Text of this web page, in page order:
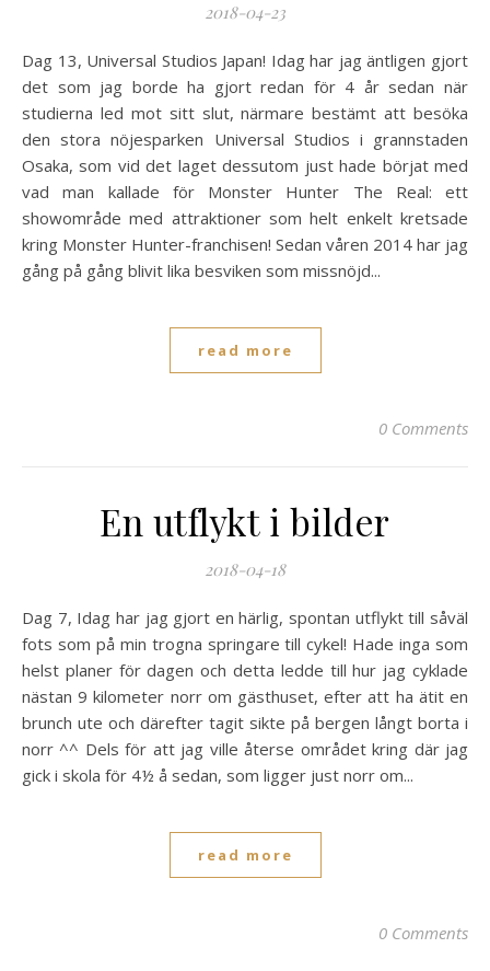
2018-04-23
Dag 13, Universal Studios Japan! Idag har jag äntligen gjort
det som jag borde ha gjort redan för 4 år sedan när
studierna led mot sitt slut, närmare bestämt att besöka
den stora nöjesparken Universal Studios i grannstaden
Osaka, som vid det laget dessutom just hade börjat med
vad man kallade för Monster Hunter The Real: ett
showområde med attraktioner som helt enkelt kretsade
kring Monster Hunter-franchisen! Sedan våren 2014 har jag
gång på gång blivit lika besviken som missnöjd...
read more
0 Comments
En utflykt i bilder
2018-04-18
Dag 7, Idag har jag gjort en härlig, spontan utflykt till såväl
fots som på min trogna springare till cykel! Hade inga som
helst planer för dagen och detta ledde till hur jag cyklade
nästan 9 kilometer norr om gästhuset, efter att ha ätit en
brunch ute och därefter tagit sikte på bergen långt borta i
norr ^^ Dels för att jag ville återse området kring där jag
gick i skola för 4½ å sedan, som ligger just norr om...
read more
0 Comments